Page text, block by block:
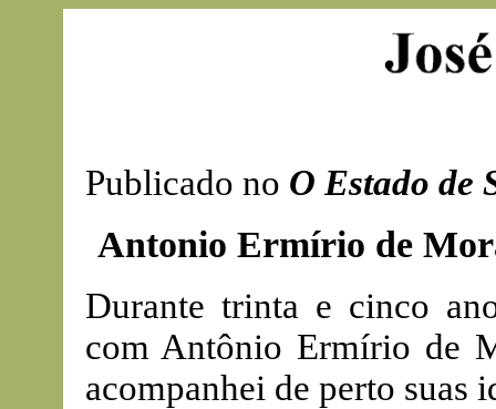
Publicado no O Estado de
Antonio Ermírio de
Durante trinta e cinco
com Antônio Ermírio de
acompanhei de perto suas